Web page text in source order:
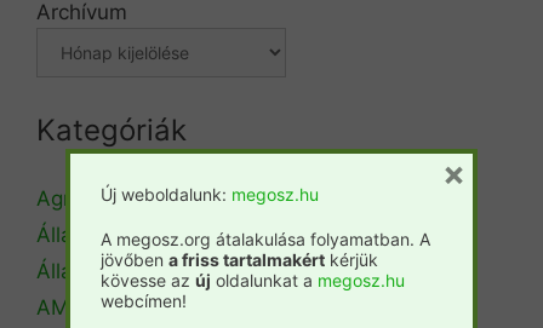
Archívum
Kategóriák
Agrárminisztérium
Állásbörze
Álláshirdetés
AM Erdőrendezési Főosztály
Új weboldalunk: megosz.hu
A megosz.org átalakulása folyamatban. A
jövőben a friss tartalmakért kérjük
kövesse az új oldalunkat a megosz.hu
webcímen!
×